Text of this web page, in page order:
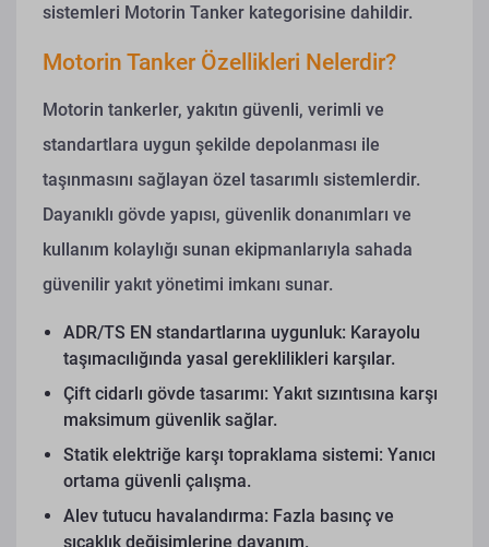
sistemleri Motorin Tanker kategorisine dahildir.
Motorin Tanker Özellikleri Nelerdir?
Motorin tankerler, yakıtın güvenli, verimli ve
standartlara uygun şekilde depolanması ile
taşınmasını sağlayan özel tasarımlı sistemlerdir.
Dayanıklı gövde yapısı, güvenlik donanımları ve
kullanım kolaylığı sunan ekipmanlarıyla sahada
güvenilir yakıt yönetimi imkanı sunar.
ADR/TS EN standartlarına uygunluk: Karayolu
taşımacılığında yasal gereklilikleri karşılar.
Çift cidarlı gövde tasarımı: Yakıt sızıntısına karşı
maksimum güvenlik sağlar.
Statik elektriğe karşı topraklama sistemi: Yanıcı
ortama güvenli çalışma.
Alev tutucu havalandırma: Fazla basınç ve
sıcaklık değişimlerine dayanım.